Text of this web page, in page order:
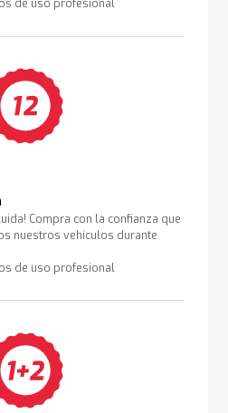
de uso profesional
Compra con la confianza que
nuestros vehículos durante
de uso profesional